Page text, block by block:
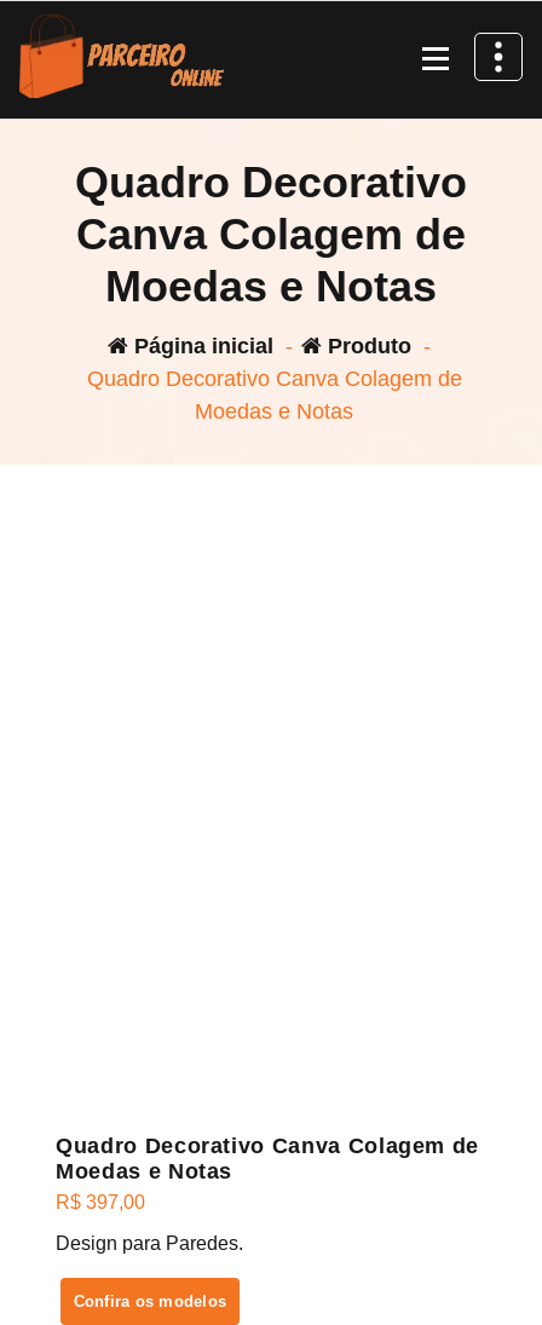
Pular
para
conteúdo
Quadro Decorativo
Canva Colagem de
Moedas e Notas
Página inicial - Produto -
Quadro Decorativo Canva Colagem de
Moedas e Notas
Quadro Decorativo Canva Colagem de
Moedas e Notas
R$ 397,00
Design para Paredes.
Confira os modelos